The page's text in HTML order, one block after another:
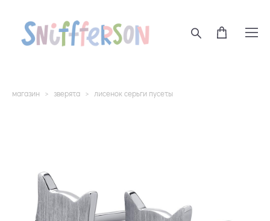
магазин > зверята > лисенок серьги пусеты